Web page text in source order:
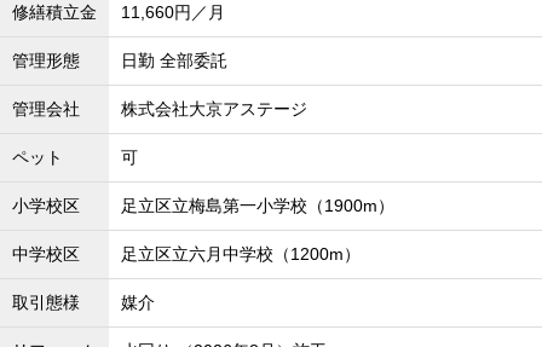
修繕積立金 11,660円／月
管理形態 日勤 全部委託
管理会社 株式会社大京アステージ
ペット 可
小学校区 足立区立梅島第一小学校（1900m）
中学校区 足立区立六月中学校（1200m）
取引態様 媒介